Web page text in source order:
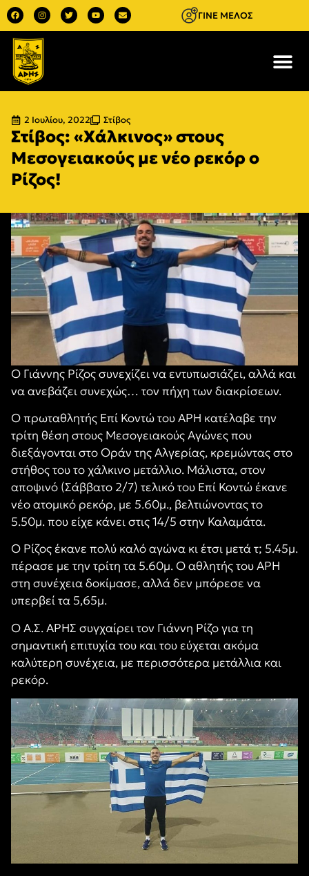
ΓΙΝΕ ΜΕΛΟΣ
2 Ιουλίου, 2022 Στίβος
Στίβος: «Χάλκινος» στους
Μεσογειακούς με νέο ρεκόρ ο
Ρίζος!
Ο Γιάννης Ρίζος συνεχίζει να εντυπωσιάζει, αλλά και
να ανεβάζει συνεχώς… τον πήχη των διακρίσεων.
Ο πρωταθλητής Επί Κοντώ του ΑΡΗ κατέλαβε την
τρίτη θέση στους Μεσογειακούς Αγώνες που
διεξάγονται στο Οράν της Αλγερίας, κρεμώντας στο
στήθος του το χάλκινο μετάλλιο. Μάλιστα, στον
αποψινό (Σάββατο 2/7) τελικό του Επί Κοντώ έκανε
νέο ατομικό ρεκόρ, με 5.60μ., βελτιώνοντας το
5.50μ. που είχε κάνει στις 14/5 στην Καλαμάτα.
Ο Ρίζος έκανε πολύ καλό αγώνα κι έτσι μετά τ; 5.45μ.
πέρασε με την τρίτη τα 5.60μ. Ο αθλητής του ΑΡΗ
στη συνέχεια δοκίμασε, αλλά δεν μπόρεσε να
υπερβεί τα 5,65μ.
Ο Α.Σ. ΑΡΗΣ συγχαίρει τον Γιάννη Ρίζο για τη
σημαντική επιτυχία του και του εύχεται ακόμα
καλύτερη συνέχεια, με περισσότερα μετάλλια και
ρεκόρ.